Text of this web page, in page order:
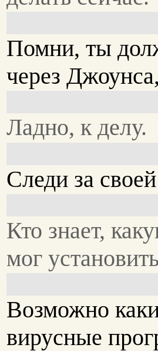
Помни, ты
через
Ладно, к делу.
Следи за
Кто знает,
мог
Возможно
вирусные